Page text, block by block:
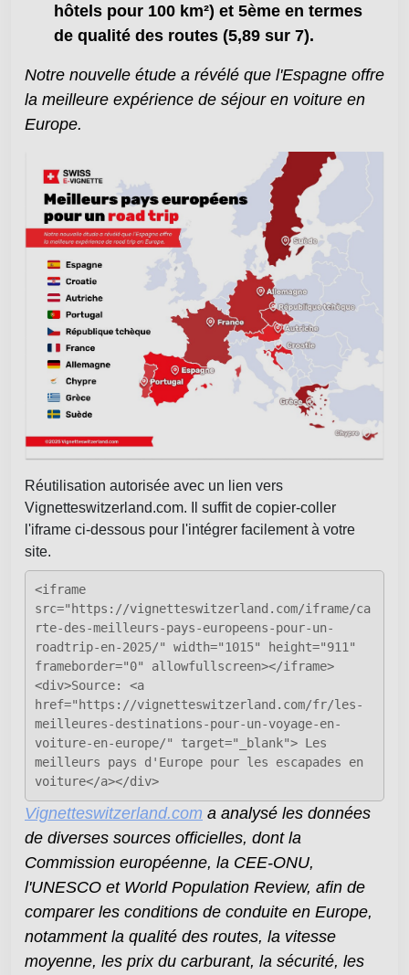
hôtels pour 100 km²) et 5ème en termes
de qualité des routes (5,89 sur 7).
Notre nouvelle étude a révélé que l'Espagne offre
la meilleure expérience de séjour en voiture en
Europe.
Réutilisation autorisée avec un lien vers
Vignetteswitzerland.com. Il suffit de copier-coller
l'iframe ci-dessous pour l'intégrer facilement à votre
site.
<iframe
src="https://vignetteswitzerland.com/iframe/ca
rte-des-meilleurs-pays-europeens-pour-un-
roadtrip-en-2025/" width="1015" height="911"
frameborder="0" allowfullscreen></iframe>
<div>Source: <a
href="https://vignetteswitzerland.com/fr/les-
meilleures-destinations-pour-un-voyage-en-
voiture-en-europe/" target="_blank"> Les
meilleurs pays d'Europe pour les escapades en
voiture</a></div>
Vignetteswitzerland.com a analysé les données
de diverses sources officielles, dont la
Commission européenne, la CEE-ONU,
l'UNESCO et World Population Review, afin de
comparer les conditions de conduite en Europe,
notamment la qualité des routes, la vitesse
moyenne, les prix du carburant, la sécurité, les